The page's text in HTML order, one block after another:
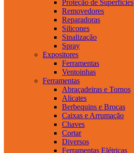
Proteção de Superfícies
Removedores
Reparadoras
Silicones
Sinalização
Spray
Expositores
Ferramentas
Ventoinhas
Ferramentas
Abraçadeiras e Tornos
Alicates
Berbequins e Brocas
Caixas e Arrumação
Chaves
Cortar
Diversos
Ferramentas Elétricas